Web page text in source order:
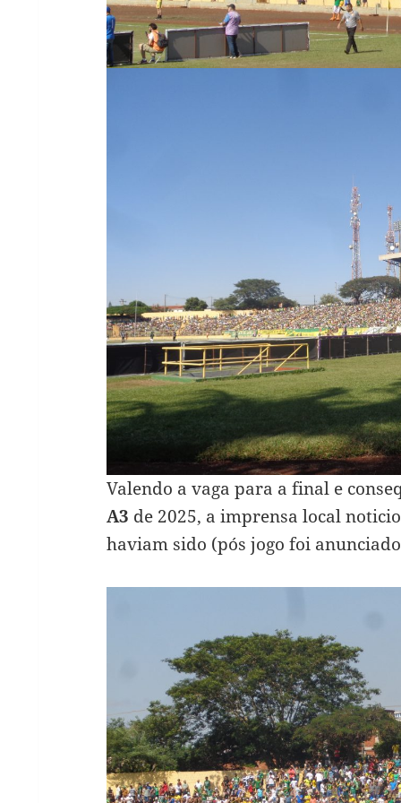
Valendo a vaga para a final e
A3 de 2025, a imprensa local
haviam sido (pós jogo foi